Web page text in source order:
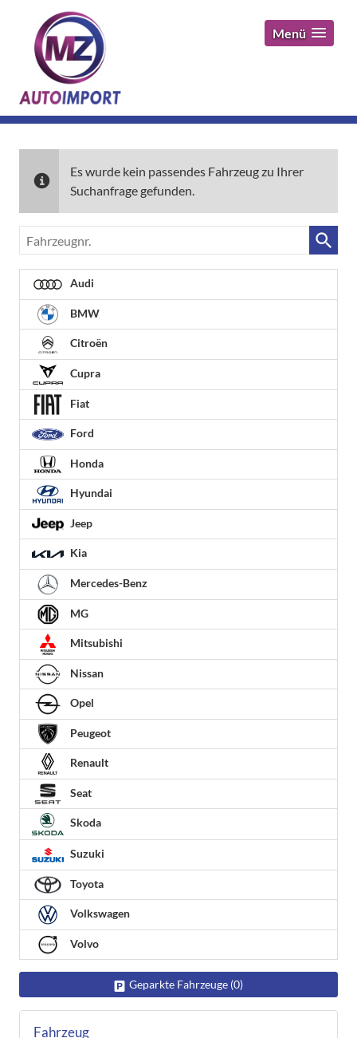
Menü
Es wurde kein passendes Fahrzeug zu Ihrer
Suchanfrage gefunden.
Fahrzeugnr.
Audi
BMW
Citroën
Cupra
Fiat
Ford
Honda
Hyundai
Jeep
Kia
Mercedes-Benz
MG
Mitsubishi
Nissan
Opel
Peugeot
Renault
Seat
Skoda
Suzuki
Toyota
Volkswagen
Volvo
Geparkte Fahrzeuge (0)
Fahrzeug